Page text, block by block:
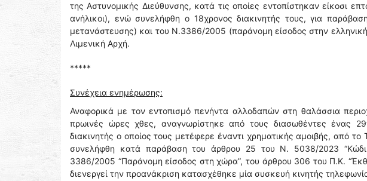
της Αστυνομικής Διεύθυνσης, κατά τις οποίες εντοπίστηκαν είκοσι
ανήλικοι), ενώ συνελήφθη ο 18χρονος διακινητής τους, για
μετανάστευσης) και του Ν.3386/2005 (παράνομη είσοδος στην ελληνική
Λιμενική Αρχή.
*****
Συνέχεια ενημέρωσης:
Αναφορικά με τον εντοπισμό πενήντα αλλοδαπών στη θαλάσσια
πρωινές ώρες χθες, αναγνωρίστηκε από τους διασωθέντες ένας
διακινητής ο οποίος τους μετέφερε έναντι χρηματικής αμοιβής, από
συνελήφθη κατά παράβαση του άρθρου 25 του Ν. 5038/2023
3386/2005 “Παράνομη είσοδος στη χώρα”, του άρθρου 306 του Π.Κ.
διενεργεί την προανάκριση κατασχέθηκε μία συσκευή κινητής